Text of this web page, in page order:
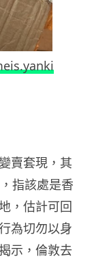
賣套現，其
指該處是香
，估計可回
為切勿以身
示，倫敦去